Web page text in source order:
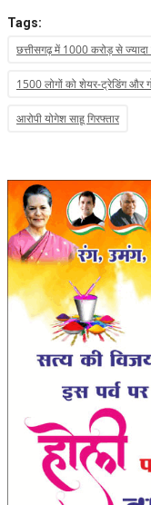
Tags:
छत्तीसगढ़ में 1000 करोड़ से ज्यादा
1500 लोगों को शेयर-ट्रेडिंग और
आरोपी योगेश साहू गिरफ्तार